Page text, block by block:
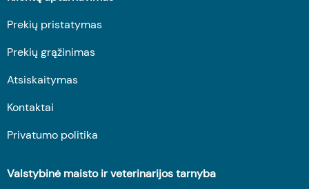
Prekių pristatymas
Prekių grąžinimas
Atsiskaitymas
Kontaktai
Privatumo politika
Valstybinė maisto ir veterinarijos tarnyba